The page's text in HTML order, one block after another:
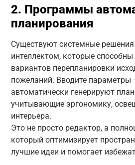
2. Программы
планирования
Существуют системные
интеллектом, которые
вариантов перепланировки
пожеланий. Вводите параметры
автоматически генерируют
учитывающие эргономику,
интерьера.
Это не просто редактор, а
который оптимизирует
лучшие идеи и помогает